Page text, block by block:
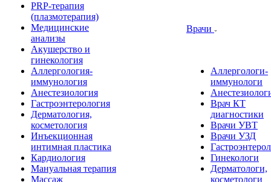
PRP-терапия
(плазмотерапия)
Медицинские
анализы
Акушерство и
гинекология
Аллергология-
иммунология
Анестезиология
Гастроэнтерология
Дерматология,
косметология
Инъекционная
интимная пластика
Кардиология
Мануальная терапия
Массаж
Врачи
Аллергологи-
иммунологи
Врач КТ
диагностики
Врачи УВТ
Врачи УЗД
Гинекологи
Дерматологи,
косметологи